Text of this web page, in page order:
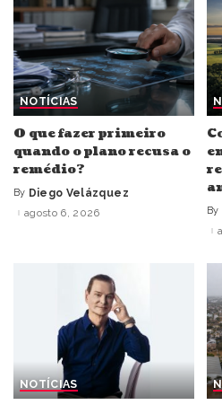
NOTÍCIAS
O que fazer primeiro
quando o plano recusa o
remédio?
Posted
by
By Diego Velázquez
agosto 6, 2026
by
By
NOTÍCIAS